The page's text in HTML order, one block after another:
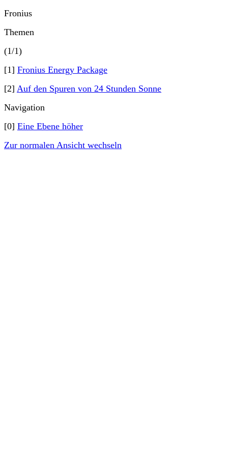
Fronius
Themen
(1/1)
[1] Fronius Energy Package
[2] Auf den Spuren von 24 Stunden Sonne
Navigation
[0] Eine Ebene höher
Zur normalen Ansicht wechseln